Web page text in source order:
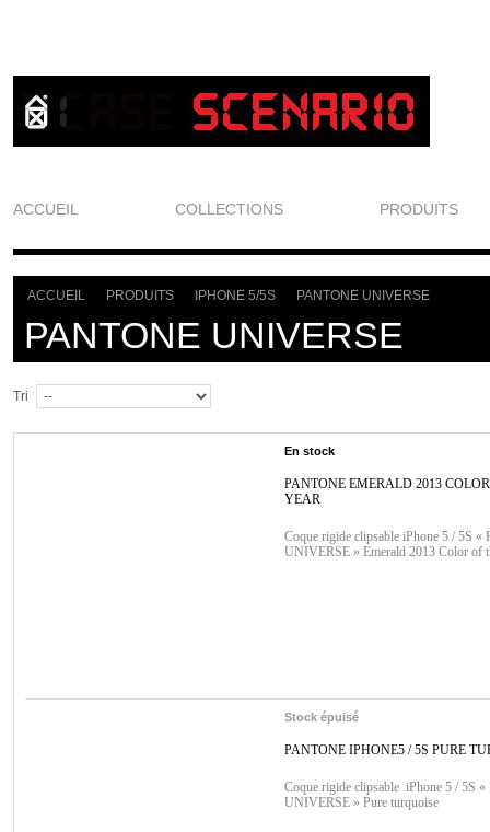
ACCUEIL COLLECTIONS PRODUITS
ACCUEIL PRODUITS IPHONE 5/5S PANTONE UNIVERSE
PANTONE UNIVERSE
Tri
En stock
PANTONE EMERALD 2013
YEAR
Coque rigide clipsable iPhone 5 / 5S «
UNIVERSE » Emerald 2013 Color of
Stock épuisé
PANTONE IPHONE5 / 5S PURE
Coque rigide clipsable iPhone 5 / 5S
UNIVERSE » Pure turquoise